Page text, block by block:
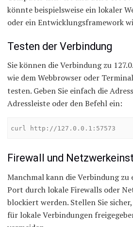
könnte beispielsweise ein lokaler
oder ein Entwicklungsframework
Testen der Verbindung
Sie können die Verbindung zu
wie dem Webbrowser oder
testen. Geben Sie einfach die
Adressleiste oder den Befehl ein:
curl http://127.0.0.1:57573
Firewall und
Manchmal kann die Verbindung zu
Port durch lokale Firewalls oder
blockiert werden. Stellen Sie
für lokale Verbindungen